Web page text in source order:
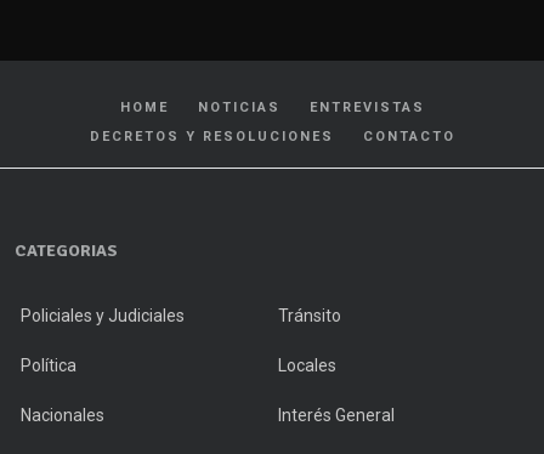
HOME NOTICIAS
ENTREVISTAS
DECRETOS Y RESOLUCIONES
CONTACTO
CATEGORIAS
Policiales y Judiciales Tránsito
Política Locales
Nacionales Interés General